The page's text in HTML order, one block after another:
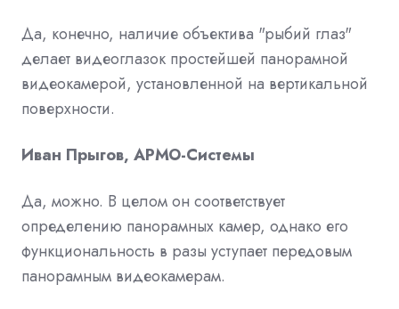
Да, конечно, наличие объектива "рыбий глаз"
делает видеоглазок простейшей панорамной
видеокамерой, установленной на вертикальной
поверхности.
Иван Прыгов, АРМО-Системы
Да, можно. В целом он соответствует
определению панорамных камер, однако его
функциональность в разы уступает передовым
панорамным видеокамерам.